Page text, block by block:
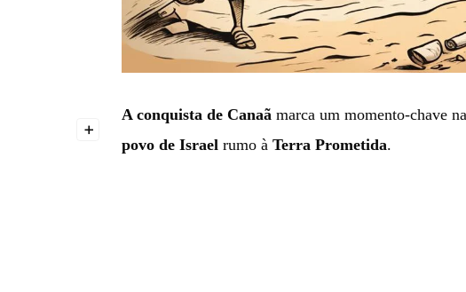
+
A conquista de Canaã marca um momento-chave
povo de Israel rumo à Terra Prometida.